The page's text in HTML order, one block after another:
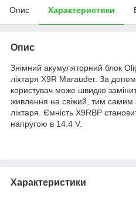
Опис Характеристики
Опис
Знімний акумуляторний блок
ліхтаря X9R Marauder. За
користувач може швидко
живлення на свіжий, тим самим
ліхтаря. Ємність X9RBP
напругою в 14.4 V.
Характеристики